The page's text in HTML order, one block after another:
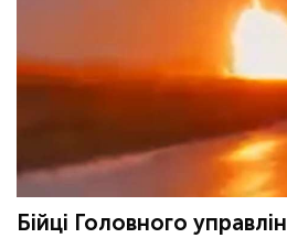
Бійці Головного